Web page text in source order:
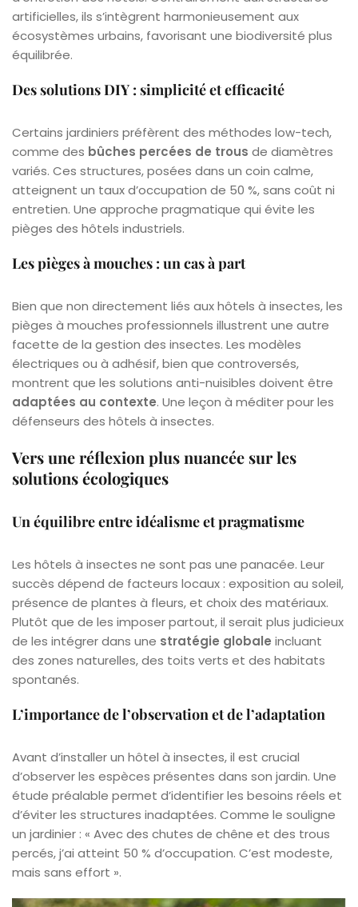
artificielles, ils s’intègrent harmonieusement aux
écosystèmes urbains, favorisant une biodiversité plus
équilibrée.
Des solutions DIY : simplicité et efficacité
Certains jardiniers préfèrent des méthodes low-tech,
comme des bûches percées de trous de diamètres
variés. Ces structures, posées dans un coin calme,
atteignent un taux d’occupation de 50 %, sans coût ni
entretien. Une approche pragmatique qui évite les
pièges des hôtels industriels.
Les pièges à mouches : un cas à part
Bien que non directement liés aux hôtels à insectes, les
pièges à mouches professionnels illustrent une autre
facette de la gestion des insectes. Les modèles
électriques ou à adhésif, bien que controversés,
montrent que les solutions anti-nuisibles doivent être
adaptées au contexte. Une leçon à méditer pour les
défenseurs des hôtels à insectes.
Vers une réflexion plus nuancée sur les
solutions écologiques
Un équilibre entre idéalisme et pragmatisme
Les hôtels à insectes ne sont pas une panacée. Leur
succès dépend de facteurs locaux : exposition au soleil,
présence de plantes à fleurs, et choix des matériaux.
Plutôt que de les imposer partout, il serait plus judicieux
de les intégrer dans une stratégie globale incluant
des zones naturelles, des toits verts et des habitats
spontanés.
L’importance de l’observation et de l’adaptation
Avant d’installer un hôtel à insectes, il est crucial
d’observer les espèces présentes dans son jardin. Une
étude préalable permet d’identifier les besoins réels et
d’éviter les structures inadaptées. Comme le souligne
un jardinier : « Avec des chutes de chêne et des trous
percés, j’ai atteint 50 % d’occupation. C’est modeste,
mais sans effort ».